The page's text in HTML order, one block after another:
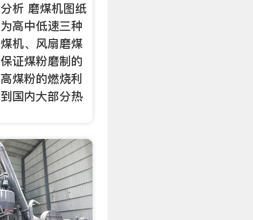
析 磨煤机图纸
高中低速三种
机、风扇磨煤
证煤粉磨制的
煤粉的燃烧利
国内大部分热